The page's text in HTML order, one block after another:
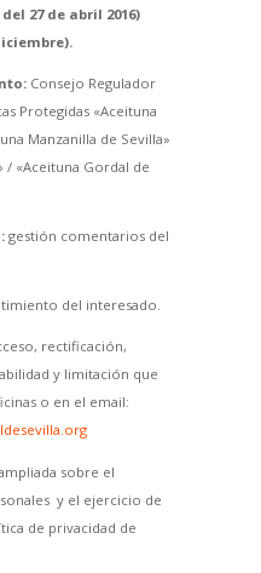
27 de abril 2016)
Consejo Regulador
Protegidas «Aceituna
Manzanilla de Sevilla»
/ «Aceituna Gordal de
gestión comentarios del
del interesado.
rectificación,
y limitación que
o en el email:
sobre el
y el ejercicio de
de privacidad de